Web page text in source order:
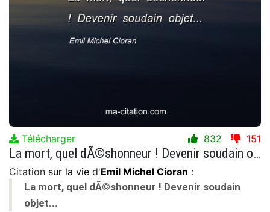
Télécharger 832 151
La mort, quel dÃ©shonneur ! Devenir soudain objet...
Citation sur la vie d'Emil Michel Cioran :
La mort, quel dÃ©shonneur ! Devenir soudain
objet...